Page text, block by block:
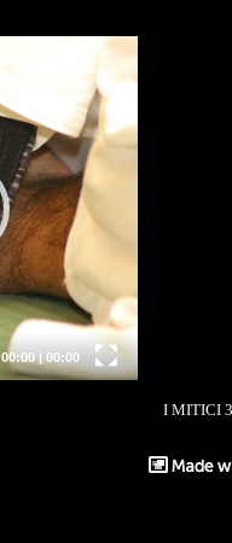
00:00|00:00
I MITICI